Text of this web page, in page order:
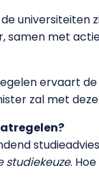
universiteiten
samen met
ervaart
zal met
studiekeuze.